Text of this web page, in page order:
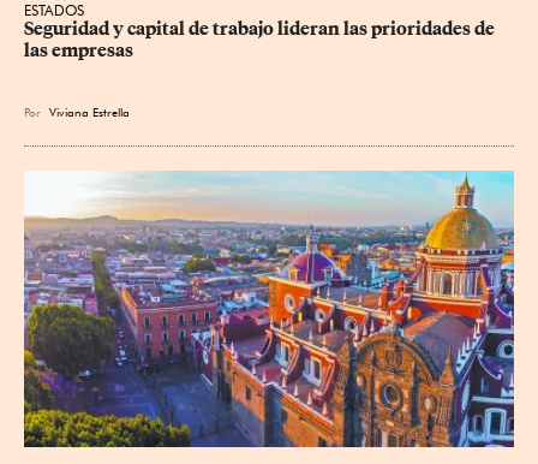
ESTADOS
Seguridad y capital de trabajo lideran las prioridades de
las empresas
Por Viviana Estrella